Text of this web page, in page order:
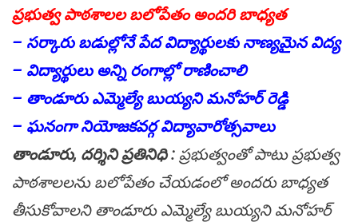
ప్రభుత్వ పాఠశాలల బలోపేతం అందరి బాధ్యత
– సర్కారు బడుల్లోనే పేద విద్యార్థులకు నాణ్యమైన విద్య
– విద్యార్థులు అన్ని రంగాల్లో రాణించాలి
– తాండూరు ఎమ్మెల్యే బుయ్యని మనోహర్ రెడ్డి
– ఘనంగా నియోజకవర్గ విద్యావారోత్సవాలు
తాండూరు, దర్శిని ప్రతినిధి : ప్రభుత్వంతో పాటు ప్రభుత్వ
పాఠశాలలను బలోపేతం చేయడంలో అందరు బాధ్యత
తీసుకోవాలని తాండూరు ఎమ్మెల్యే బుయ్యని మనోహర్